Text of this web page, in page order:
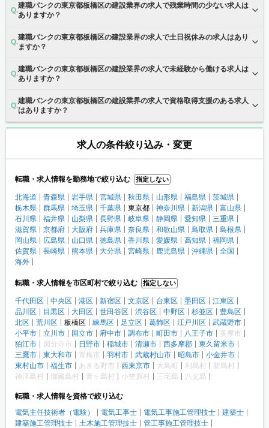
建職バンクの東京都板橋区の建設業界の求人で残業時間の少ない求人は
ありますか？
建職バンクの東京都板橋区の建設業界の求人で土日祝休みの求人はあり
ますか？
建職バンクの東京都板橋区の建設業界の求人で未経験から働ける求人は
ありますか？
建職バンクの東京都板橋区の建設業界の求人で資格取得支援のある求人
はありますか？
求人の条件絞り込み・変更
転職・求人情報を勤務地で絞り込む 指定しない
北海道 青森県 岩手県 宮城県 秋田県 山形県 福島県
茨城県
栃木県
群馬県 埼玉県 千葉県 東京都 神奈川県 新潟県
富山県
石川県
福井県 山梨県 長野県 岐阜県 静岡県 愛知県
三重県
滋賀県
京都府 大阪府 兵庫県 奈良県 和歌山県 鳥取県
島根県
岡山県
広島県 山口県 徳島県 香川県 愛媛県 高知県
福岡県
佐賀県
長崎県 熊本県 大分県 宮崎県 鹿児島県 沖縄県
全国
海外
転職・求人情報を市区町村で絞り込む 指定しない
千代田区 中央区 港区 新宿区 文京区 台東区 墨田区
江東区
品川区
目黒区 大田区 世田谷区 渋谷区 中野区 杉並区
豊島区
北区
荒川区 板橋区 練馬区 足立区 葛飾区 江戸川区
武蔵野市
小平市
立川市 国立市 府中市 調布市 町田市 八王子市
多摩市
狛江市
国分寺市 日野市 稲城市 清瀬市 西多摩郡
東久留米市
三鷹市
東大和市 青梅市 羽村市 武蔵村山市 昭島市
小金井市
東村山市
福生市 あきる野市 西東京市 大島町 利島村
新島村
神津島村
御藏島村 青ヶ島村 小笠原村 三宅島 八丈島
転職・求人情報を資格で絞り込む
電気主任技術者（電験）
電気工事士 電気工事施工管理技士
建築士
建築施工管理技士
土木施工管理技士
管工事施工管理技士